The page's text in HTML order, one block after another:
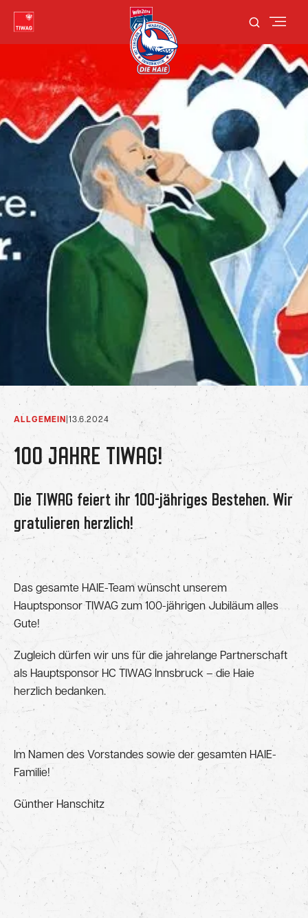
ALLGEMEIN |13.6.2024
100 JAHRE TIWAG!
Die TIWAG feiert ihr 100-jähriges Bestehen. Wir
gratulieren herzlich!
Das gesamte HAIE-Team wünscht unserem
Hauptsponsor TIWAG zum 100-jährigen Jubiläum alles
Gute!
Zugleich dürfen wir uns für die jahrelange Partnerschaft
als Hauptsponsor HC TIWAG Innsbruck – die Haie
herzlich bedanken.
Im Namen des Vorstandes sowie der gesamten HAIE-
Familie!
Günther Hanschitz